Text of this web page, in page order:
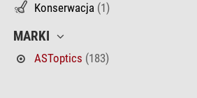
Konserwacja (1)
MARKI
ASToptics (183)